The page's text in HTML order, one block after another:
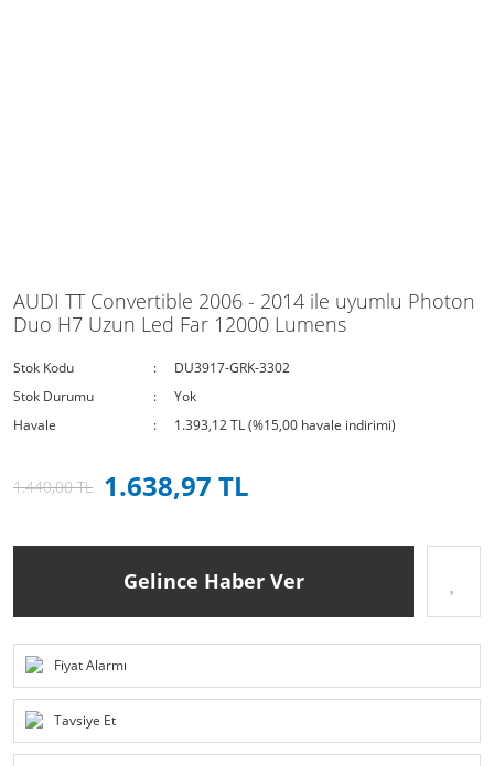
AUDI TT Convertible 2006 - 2014 ile uyumlu Photon
Duo H7 Uzun Led Far 12000 Lumens
Stok Kodu
DU3917-GRK-3302
Stok Durumu
Yok
Havale
1.393,12 TL (%15,00 havale indirimi)
1.440,00 TL 1.638,97 TL
Gelince Haber Ver
Fiyat Alarmı
Tavsiye Et